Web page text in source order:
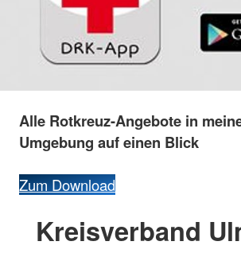
Alle Rotkreuz-Angebote in
Umgebung aufeinen Blick
Zum Download
Kreisverband